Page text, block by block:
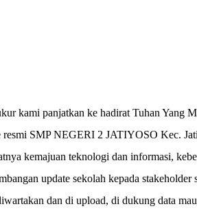
kami panjatkan ke hadirat Tuhan Yang
SMP NEGERI 2 JATIYOSO Kec.
kemajuan teknologi dan informasi,
update sekolah kepada
dan di upload, di dukung data